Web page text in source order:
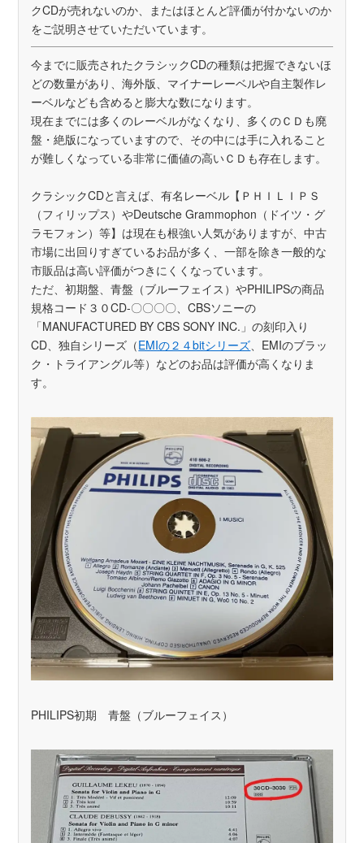
クCDが売れないのか、またはほとんど評価が付かないのか
をご説明させていただいています。
今までに販売されたクラシックCDの種類は把握できないほ
どの数量があり、海外版、マイナーレーベルや自主製作レ
ーベルなども含めると膨大な数になります。
現在までには多くのレーベルがなくなり、多くのＣＤも廃
盤・絶版になっていますので、その中には手に入れること
が難しくなっている非常に価値の高いＣＤも存在します。
クラシックCDと言えば、有名レーベル【ＰＨＩＬＩＰＳ
（フィリップス）やDeutsche Grammophon（ドイツ・グ
ラモフォン）等】は現在も根強い人気がありますが、中古
市場に出回りすぎているお品が多く、一部を除き一般的な
市販品は高い評価がつきにくくなっています。
ただ、初期盤、青盤（ブルーフェイス）やPHILIPSの商品
規格コード３０CD-〇〇〇〇、CBSソニーの
「MANUFACTURED BY CBS SONY INC.」の刻印入り
CD、独自シリーズ（EMIの２４bitシリーズ 、EMIのブラッ
ク・トライアングル等）などのお品は評価が高くなりま
す。
PHILIPS初期 青盤（ブルーフェイス）